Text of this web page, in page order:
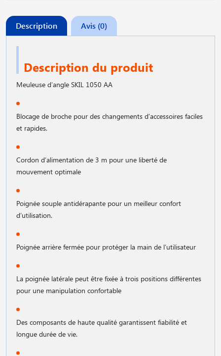
Description Avis (0)
Description du produit
Meuleuse d′angle SKIL 1050 AA
Blocage de broche pour des changements d′accessoires faciles
et rapides.
Cordon d′alimentation de 3 m pour une liberté de
mouvement optimale
Poignée souple antidérapante pour un meilleur confort
d′utilisation.
Poignée arrière fermée pour protéger la main de l′utilisateur
La poignée latérale peut être fixée à trois positions différentes
pour une manipulation confortable
Des composants de haute qualité garantissent fiabilité et
longue durée de vie.